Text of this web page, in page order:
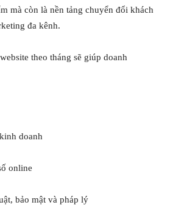
mà còn là nền tảng chuyển đổi khách
đa kênh.
theo tháng sẽ giúp doanh
doanh
online
bảo mật và pháp lý